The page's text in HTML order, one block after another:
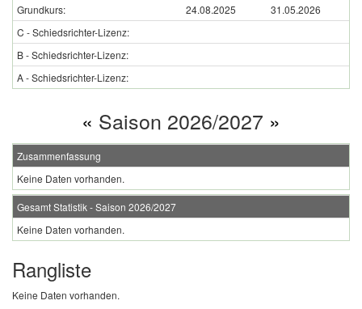
Grundkurs: 24.08.2025
31.05.2026
C - Schiedsrichter-Lizenz:
B - Schiedsrichter-Lizenz:
A - Schiedsrichter-Lizenz:
« Saison 2026/2027 »
Zusammenfassung
Keine Daten vorhanden.
Gesamt Statistik - Saison 2026/2027
Keine Daten vorhanden.
Rangliste
Keine Daten vorhanden.